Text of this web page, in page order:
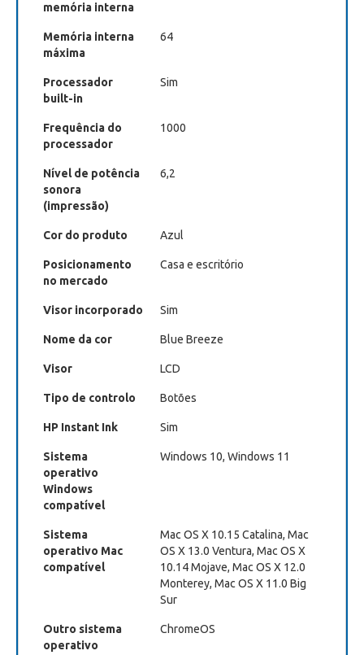
memória interna
Memória interna
máxima
64
Processador
built-in
Sim
Frequência do
processador
1000
Nível de potência
sonora
(impressão)
6,2
Cor do produto Azul
Posicionamento
no mercado
Casa e escritório
Visor incorporado Sim
Nome da cor Blue Breeze
Visor LCD
Tipo de controlo Botões
HP Instant Ink Sim
Sistema
operativo
Windows
compatível
Windows 10, Windows 11
Sistema
operativo Mac
compatível
Mac OS X 10.15 Catalina, Mac
OS X 13.0 Ventura, Mac OS X
10.14 Mojave, Mac OS X 12.0
Monterey, Mac OS X 11.0 Big
Sur
Outro sistema
operativo
ChromeOS